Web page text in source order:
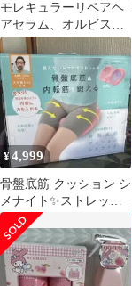
モレキュラーリペアヘ
アセラム、オルビスエ
ッセンスインヘアケア3
セット他 計7点
¥4,999
骨盤底筋 クッション シ
メナイト✨ストレッチ
✨内転筋✨鍛える✨座布
団✨